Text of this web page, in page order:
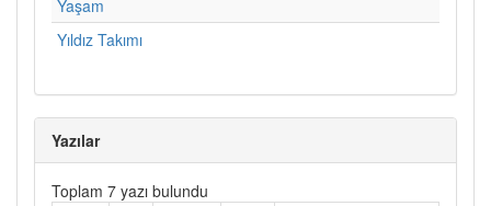
Yaşam
Yıldız Takımı
Yazılar
Toplam 7 yazı bulundu